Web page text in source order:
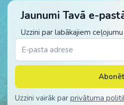
Jaunumi Tavā e-
Uzzini par labākajiem
Abonēt
Uzzini vairāk par privātuma